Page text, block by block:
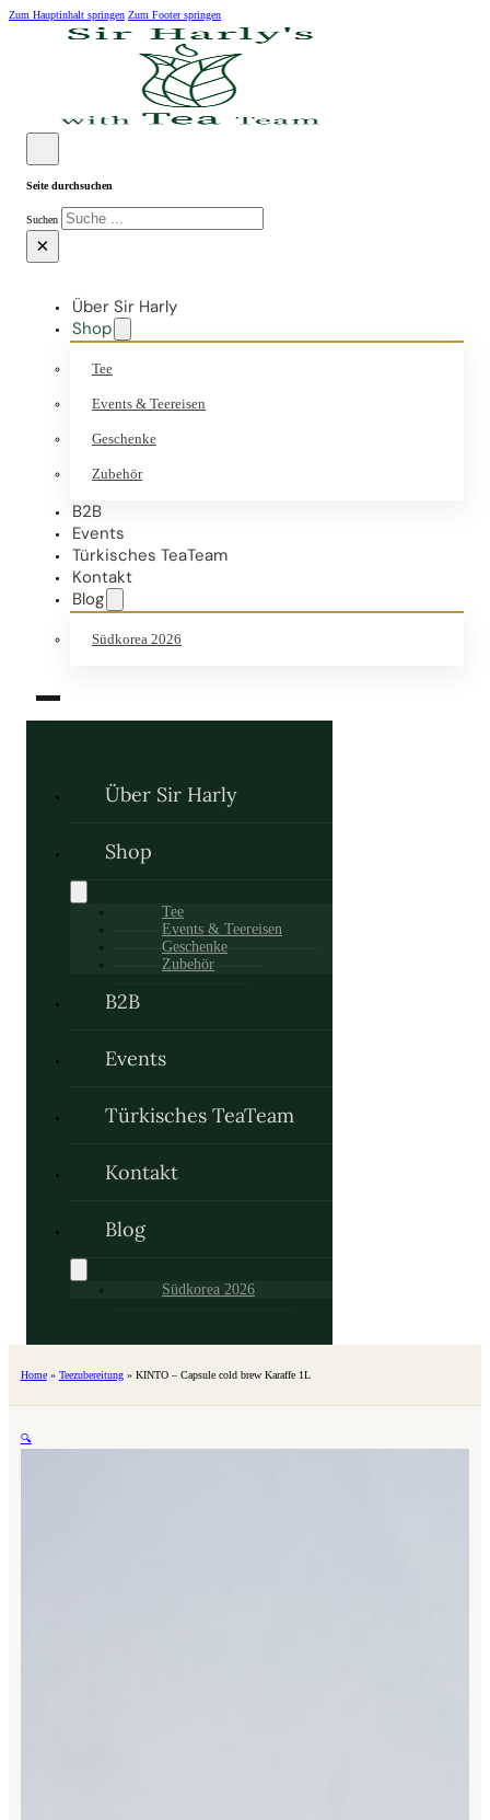
Zum Hauptinhalt springen Zum Footer springen
Seite durchsuchen
Suchen
×
Über Sir Harly
Shop
Tee
Events & Teereisen
Geschenke
Zubehör
B2B
Events
Türkisches TeaTeam
Kontakt
Blog
Südkorea 2026
Über Sir Harly
Shop
Tee
Events & Teereisen
Geschenke
Zubehör
B2B
Events
Türkisches TeaTeam
Kontakt
Blog
Südkorea 2026
Home» Teezubereitung» KINTO – Capsule cold brew Karaffe 1L
🔍